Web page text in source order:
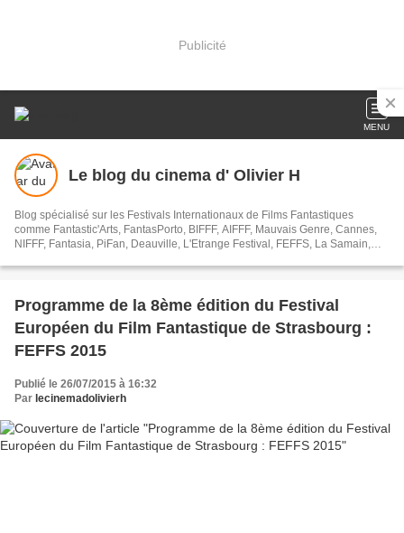
Publicité
MENU
Le blog du cinema d' Olivier H
Blog spécialisé sur les Festivals Internationaux de Films Fantastiques
comme Fantastic'Arts, FantasPorto, BIFFF, AIFFF, Mauvais Genre, Cannes,
NIFFF, Fantasia, PiFan, Deauville, L'Etrange Festival, FEFFS, La Samain,
Programme de la 8ème édition du Festival
Européen du Film Fantastique de Strasbourg :
FEFFS 2015
Publié le 26/07/2015 à 16:32
Par lecinemadolivierh